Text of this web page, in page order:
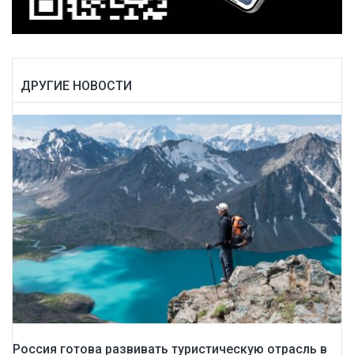
ДРУГИЕ НОВОСТИ
Россия готова развивать туристическую отрасль в